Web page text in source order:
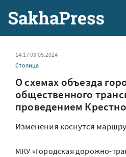
14:17 03.05.2024
Столица
О схемах объезда
общественного
проведением
Изменения коснутся
МКУ «Городская дорожно-